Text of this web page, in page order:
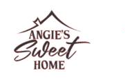
contenu